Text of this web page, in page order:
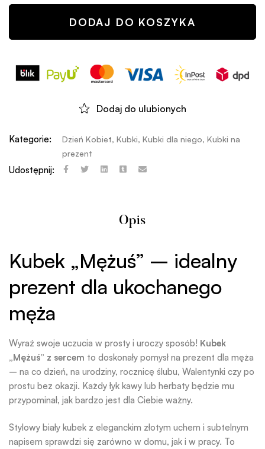
DODAJ DO KOSZYKA
Dodaj do ulubionych
Kategorie: Dzień Kobiet, Kubki, Kubki dla niego, Kubki na
prezent
Udostępnij:
Opis
Kubek „Mężuś” – idealny
prezent dla ukochanego
męża
Wyraź swoje uczucia w prosty i uroczy sposób! Kubek
„Mężuś” z sercem to doskonały pomysł na prezent dla męża
– na co dzień, na urodziny, rocznicę ślubu, Walentynki czy po
prostu bez okazji. Każdy łyk kawy lub herbaty będzie mu
przypominał, jak bardzo jest dla Ciebie ważny.
Stylowy biały kubek z eleganckim złotym uchem i subtelnym
napisem sprawdzi się zarówno w domu, jak i w pracy. To